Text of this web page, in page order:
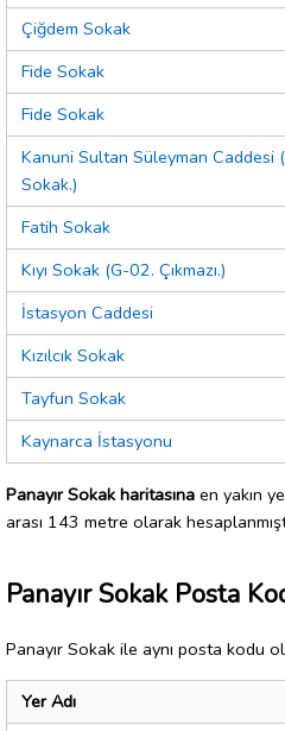
Çiğdem Sokak
Fide Sokak
Fide Sokak
Kanuni Sultan Süleyman Caddesi
Sokak.)
Fatih Sokak
Kıyı Sokak (G-02. Çıkmazı.)
İstasyon Caddesi
Kızılcık Sokak
Tayfun Sokak
Kaynarca İstasyonu
Panayır Sokak haritasına en yakın
arası 143 metre olarak
Panayır Sokak Posta
Panayır Sokak ile aynı posta kodu
Yer Adı